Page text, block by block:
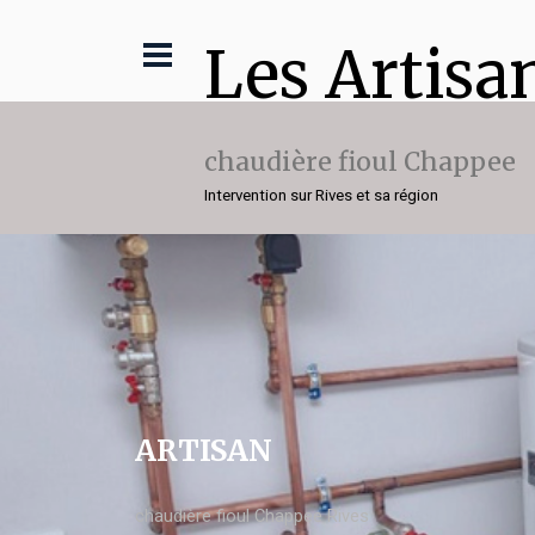
Les
chaudière fioul Chappee
Intervention sur Rives et sa région
ARTISAN
chaudière fioul Chappee Rives